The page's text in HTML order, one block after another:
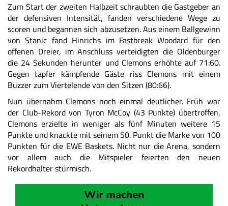
Zum Start der zweiten Halbzeit schraubten die Gastgeber an
der defensiven Intensität, fanden verschiedene Wege zu
scoren und begannen sich abzusetzen. Aus einem Ballgewinn
von Stanic fand Hinrichs im Fastbreak Woodard für den
offenen Dreier, im Anschluss verteidigten die Oldenburger
die 24 Sekunden herunter und Clemons erhöhte auf 71:60.
Gegen tapfer kämpfende Gäste riss Clemons mit einem
Buzzer zum Viertelende von den Sitzen (80:66).
Nun übernahm Clemons noch einmal deutlicher. Früh war
der Club-Rekord von Tyron McCoy (43 Punkte) übertroffen,
Clemons erzielte in weniger als fünf Minuten weitere 15
Punkte und knackte mit seinem 50. Punkt die Marke von 100
Punkten für die EWE Baskets. Nicht nur die Arena, sondern
vor allem auch die Mitspieler feierten den neuen
Rekordhalter stürmisch.